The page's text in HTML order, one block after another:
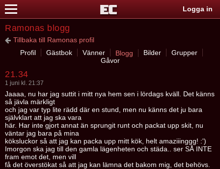
Logga in
Ramonas blogg
Tillbaka till Ramonas profil
Profil
Gästbok Vänner Blogg Bilder
Grupper
Gåvor
21.34
1 juni kl. 21:37
Jaaaa, nu har jag suttit i mitt nya hem sen i lördags kväll. Det känns
så jävla märkligt
och jag var typ lite rädd där en stund, men nu känns det ju bara
självklart att jag ska vara
här. Har inte gjort annat än sprungit runt och packat upp skit, nu
väntar jag bara på mina
köksluckor så att jag kan packa upp mitt kök, helt amaziiinggg! :')
Imorgon ska jag till den gamla lägenheten och städa.. ser SÅ INTE
fram emot det, men vill
få det överstökat så att jag kan lämna det bakom mig, det behövs.